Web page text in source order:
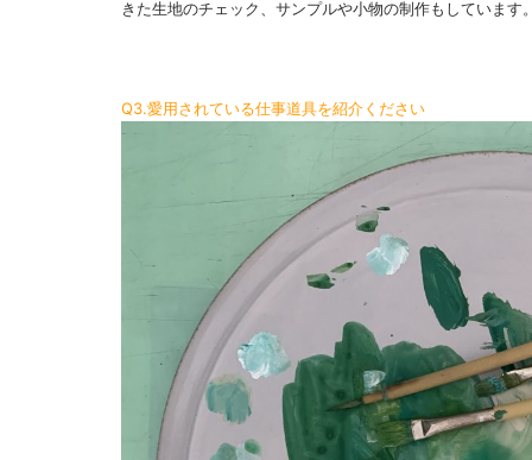
きた生地のチェック、サンプルや小物の制作もしています
Q3.愛用されている仕事道具を紹介ください